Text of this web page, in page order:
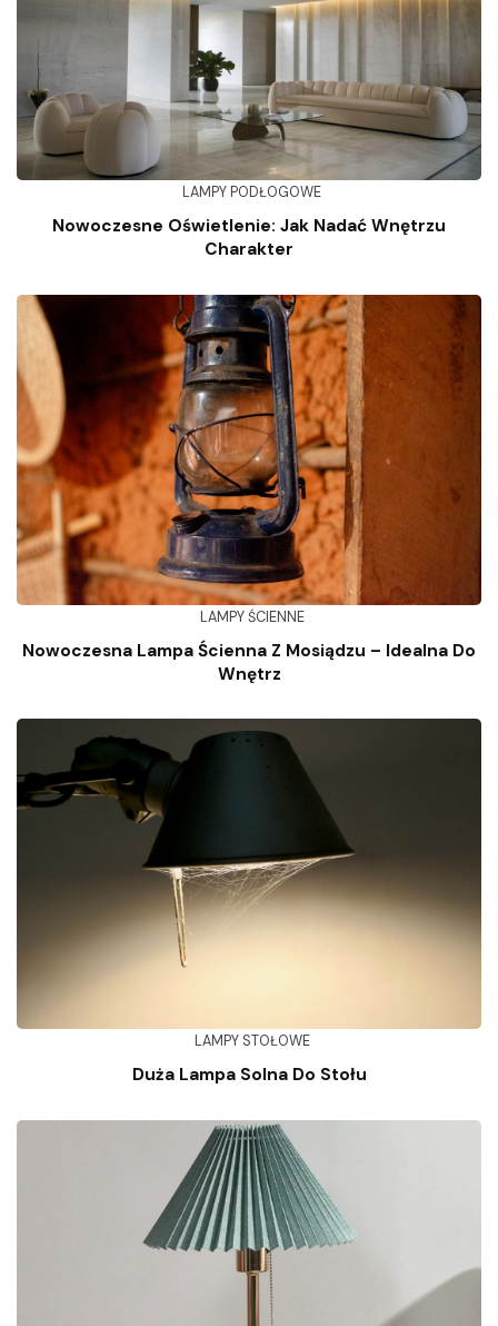
LAMPY PODŁOGOWE
Nowoczesne Oświetlenie: Jak Nadać Wnętrzu
Charakter
LAMPY ŚCIENNE
Nowoczesna Lampa Ścienna Z Mosiądzu – Idealna Do
Wnętrz
LAMPY STOŁOWE
Duża Lampa Solna Do Stołu